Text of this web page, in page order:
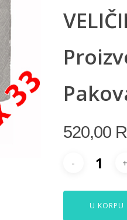
520,00
U KORPU